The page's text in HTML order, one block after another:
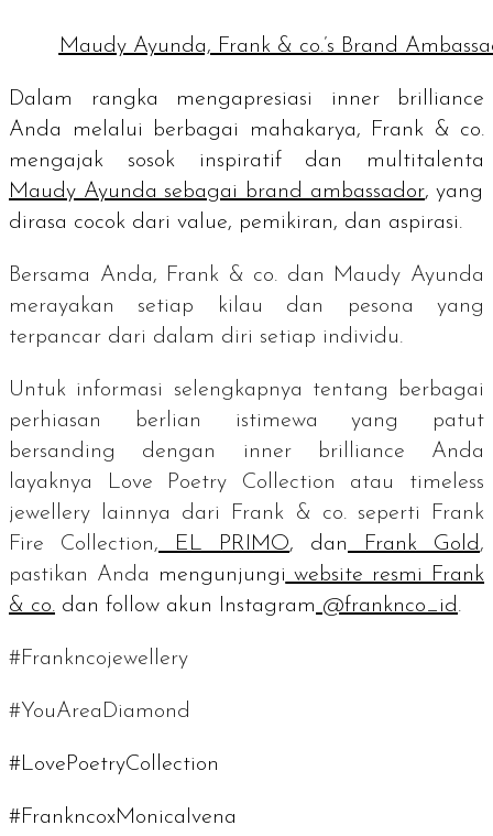
Maudy Ayunda, Frank & co.’s Brand
Dalam rangka mengapresiasi inner brilliance
Anda melalui berbagai mahakarya, Frank & co.
mengajak sosok inspiratif dan multitalenta
Maudy Ayunda sebagai brand ambassador, yang
dirasa cocok dari value, pemikiran, dan aspirasi.
Bersama Anda, Frank & co. dan Maudy Ayunda
merayakan setiap kilau dan pesona yang
terpancar dari dalam diri setiap individu.
Untuk informasi selengkapnya tentang berbagai
perhiasan berlian istimewa yang patut
bersanding dengan inner brilliance Anda
layaknya Love Poetry Collection atau timeless
jewellery lainnya dari Frank & co. seperti
Frank
Fire Collection,
EL PRIMO, dan Frank Gold,
pastikan Anda mengunjungi website resmi Frank
& co. dan follow akun Instagram @franknco_id.
#Frankncojewellery
#YouAreaDiamond
#LovePoetryCollection
#FrankncoxMonicaIvena